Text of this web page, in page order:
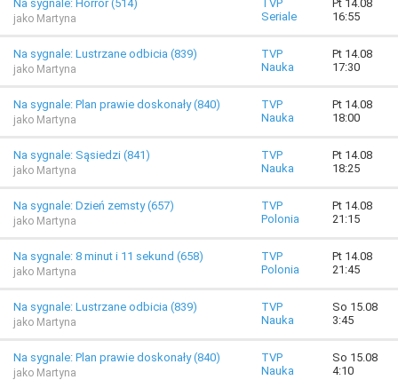
Na sygnale: Horror (514)
jako Martyna
TVP
Seriale
Pt 14.08
16:55
Na sygnale: Lustrzane odbicia (839)
jako Martyna
TVP
Nauka
Pt 14.08
17:30
Na sygnale: Plan prawie doskonały (840)
jako Martyna
TVP
Nauka
Pt 14.08
18:00
Na sygnale: Sąsiedzi (841)
jako Martyna
TVP
Nauka
Pt 14.08
18:25
Na sygnale: Dzień zemsty (657)
jako Martyna
TVP
Polonia
Pt 14.08
21:15
Na sygnale: 8 minut i 11 sekund (658)
jako Martyna
TVP
Polonia
Pt 14.08
21:45
Na sygnale: Lustrzane odbicia (839)
jako Martyna
TVP
Nauka
So 15.08
3:45
Na sygnale: Plan prawie doskonały (840)
jako Martyna
TVP
Nauka
So 15.08
4:10